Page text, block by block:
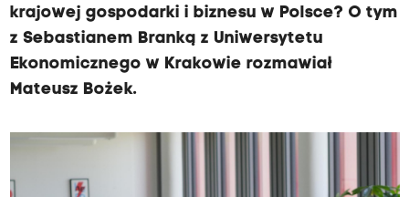
krajowej gospodarki i biznesu w Polsce? O tym
z Sebastianem Branką z Uniwersytetu
Ekonomicznego w Krakowie rozmawiał
Mateusz Bożek.